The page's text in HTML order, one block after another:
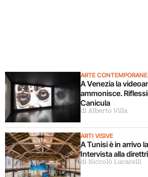
ARTE
A Venezia la
ammonisce.
Canicula
di Alberto Villa
ARTI VISIVE
A Tunisi è in arrivo
Intervista alla
di Niccolò Lucarelli